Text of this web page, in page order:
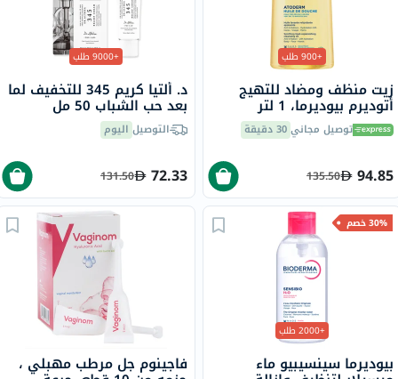
+900 طلب
زيت منظف ومضاد للتهيج
أتوديرم بيوديرما، 1 لتر
توصيل مجاني30 دقيقة
94.85
135.50
+9000 طلب
د. ألتيا كريم 345 للتخفيف لما
بعد حب الشباب 50 مل
التوصيل اليوم
72.33
131.50
30% خصم
+2000 طلب
بيوديرما سينسيبيو ماء فاجينوم جل مرطب مهبلي ،